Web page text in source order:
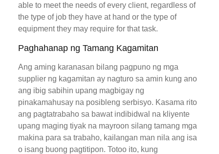
able to meet the needs of every client, regardless of
the type of job they have at hand or the type of
equipment they may require for that task.
Paghahanap ng Tamang Kagamitan
Ang aming karanasan bilang pagpuno ng mga
supplier ng kagamitan ay nagturo sa amin kung ano
ang ibig sabihin upang magbigay ng
pinakamahusay na posibleng serbisyo. Kasama rito
ang pagtatrabaho sa bawat indibidwal na kliyente
upang maging tiyak na mayroon silang tamang mga
makina para sa trabaho, kailangan man nila ang isa
o isang buong pagtitipon. Totoo ito, kung